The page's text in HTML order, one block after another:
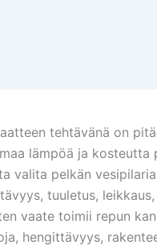
tehtävänä on
lämpöä ja kosteutta
valita pelkän
tuuletus,
vaate toimii repun
hengittävyys,